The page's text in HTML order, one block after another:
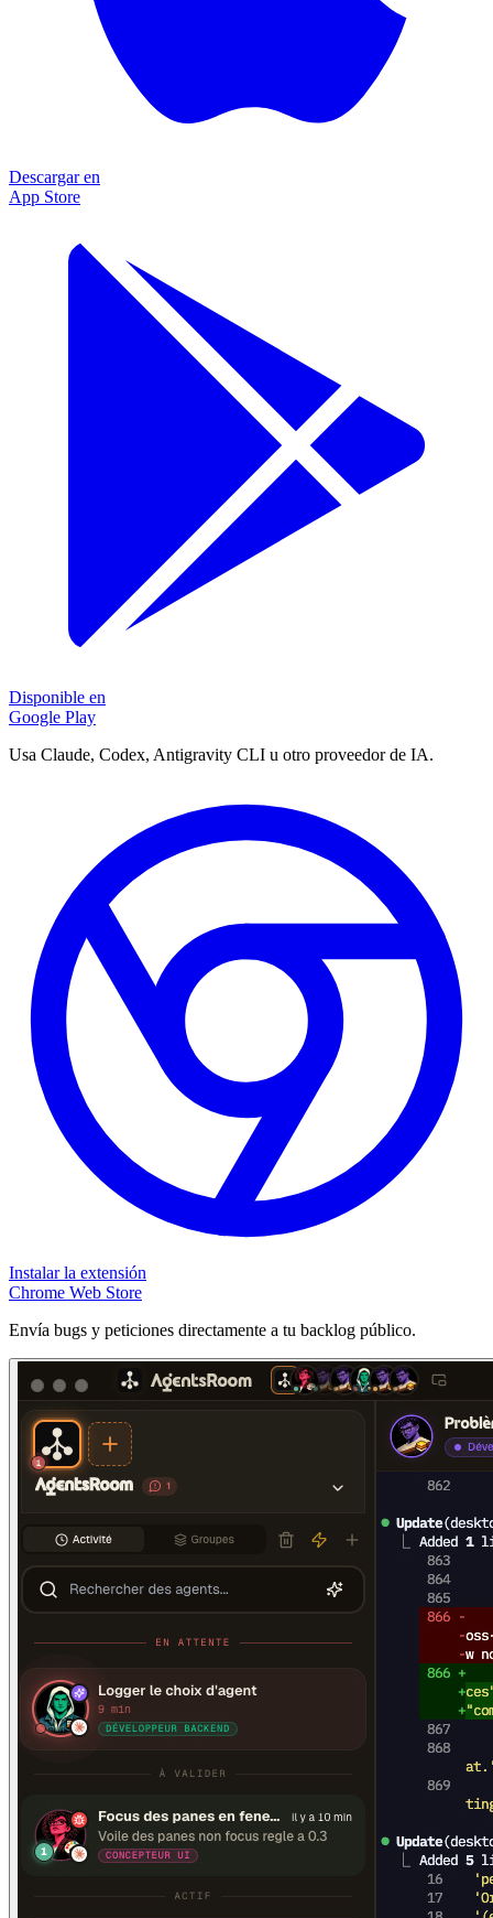
Descargar en
App Store
Disponible en
Google Play
Usa Claude, Codex, Antigravity CLI u otro proveedor de IA.
Instalar la extensión
Chrome Web Store
Envía bugs y peticiones directamente a tu backlog público.